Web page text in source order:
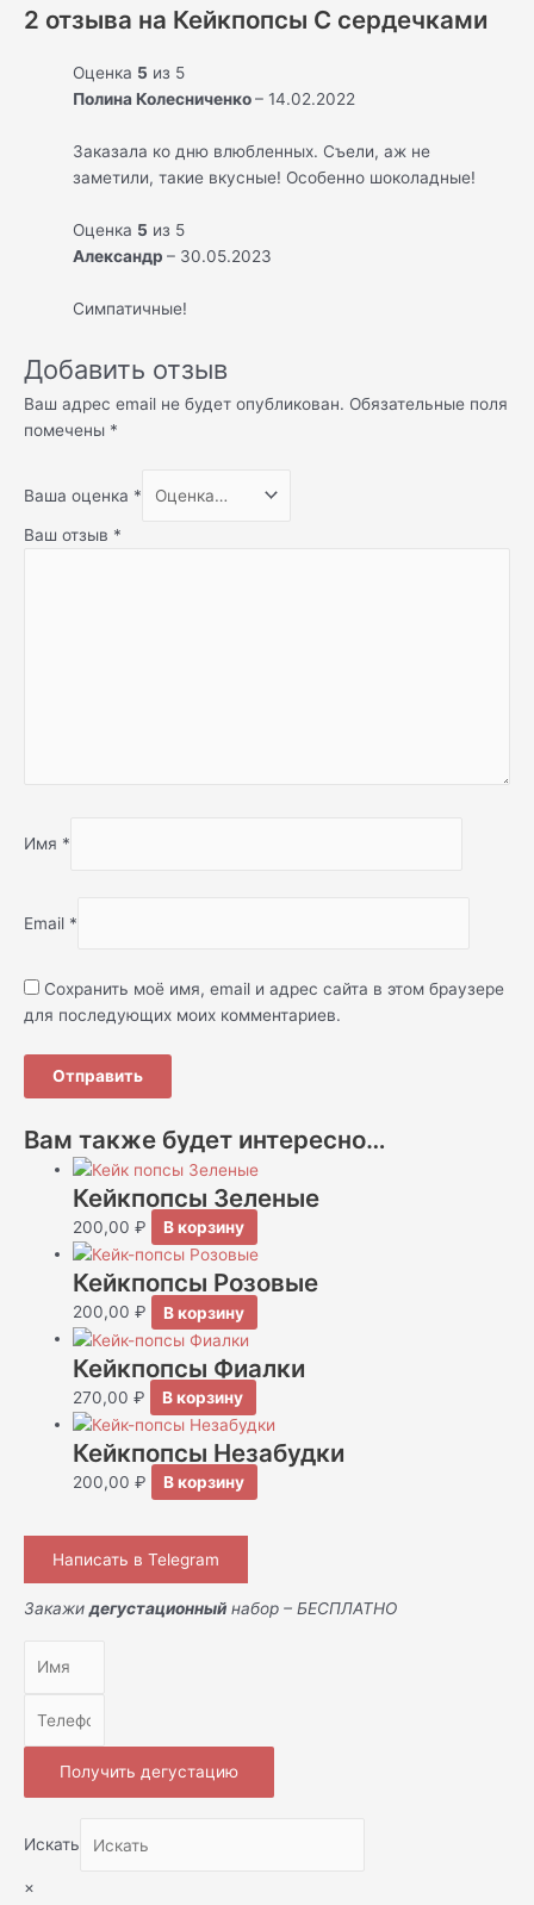
2 отзыва на Кейкпопсы С сердечками
Оценка 5 из 5
Полина Колесниченко– 14.02.2022
Заказала ко дню влюбленных. Съели, аж не
заметили, такие вкусные! Особенно шоколадные!
Оценка 5 из 5
Александр– 30.05.2023
Симпатичные!
Добавить отзыв
Ваш адрес email не будет опубликован. Обязательные поля
помечены *
Ваша оценка *
Ваш отзыв *
Имя *
Email *
Сохранить моё имя, email и адрес сайта в этом браузере
для последующих моих комментариев.
Вам также будет интересно…
Кейкпопсы Зеленые
200,00₽ В корзину
Кейкпопсы Розовые
200,00₽ В корзину
Кейкпопсы Фиалки
270,00₽ В корзину
Кейкпопсы Незабудки
200,00₽ В корзину
Написать в Telegram
Закажи дегустационный набор – БЕСПЛАТНО
Получить дегустацию
Искать
×